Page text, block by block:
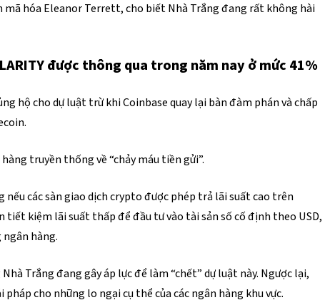
hóa Eleanor Terrett, cho biết Nhà Trắng đang rất không hài
được thông qua trong năm nay ở mức 41%
hộ cho dự luật trừ khi Coinbase quay lại bàn đàm phán và chấp
truyền thống về “chảy máu tiền gửi”.
nếu các sàn giao dịch crypto được phép trả lãi suất cao trên
kiệm lãi suất thấp để đầu tư vào tài sản số cố định theo USD,
hàng.
Trắng đang gây áp lực để làm “chết” dự luật này. Ngược lại,
cho những lo ngại cụ thể của các ngân hàng khu vực.